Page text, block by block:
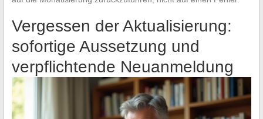
Vergessen der Aktualisierung:
sofortige Aussetzung und
verpflichtende Neuanmeldung